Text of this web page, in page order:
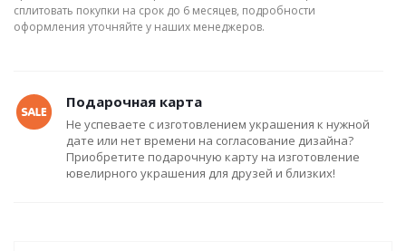
сплитовать покупки на срок до 6 месяцев, подробности
оформления уточняйте у наших менеджеров.
Подарочная карта
Не успеваете с изготовлением украшения к нужной
дате или нет времени на согласование дизайна?
Приобретите подарочную карту на изготовление
ювелирного украшения для друзей и близких!